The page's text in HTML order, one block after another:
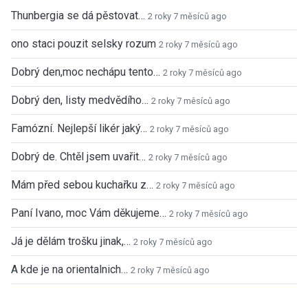
Thunbergia se dá pěstovat… 2 roky 7 měsíců ago
ono staci pouzit selsky rozum 2 roky 7 měsíců ago
Dobrý den,moc nechápu tento… 2 roky 7 měsíců ago
Dobrý den, listy medvědího… 2 roky 7 měsíců ago
Famózní. Nejlepší likér jaký… 2 roky 7 měsíců ago
Dobrý de. Chtěl jsem uvařit… 2 roky 7 měsíců ago
Mám před sebou kuchařku z… 2 roky 7 měsíců ago
Paní Ivano, moc Vám děkujeme… 2 roky 7 měsíců ago
Já je dělám trošku jinak,… 2 roky 7 měsíců ago
A kde je na orientalnich… 2 roky 7 měsíců ago